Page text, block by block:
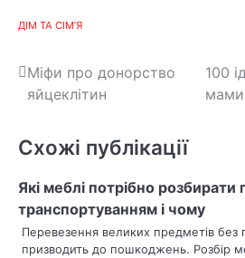
ДІМ ТА СІМ’Я
Н
в
г
а
Міфи про донорство
яйцеклітин
100
мами
Схожі публікації
Які меблі потрібно розбирати
транспортуванням і чому
Перевезення великих предметів без
призводить до пошкоджень. Розбір